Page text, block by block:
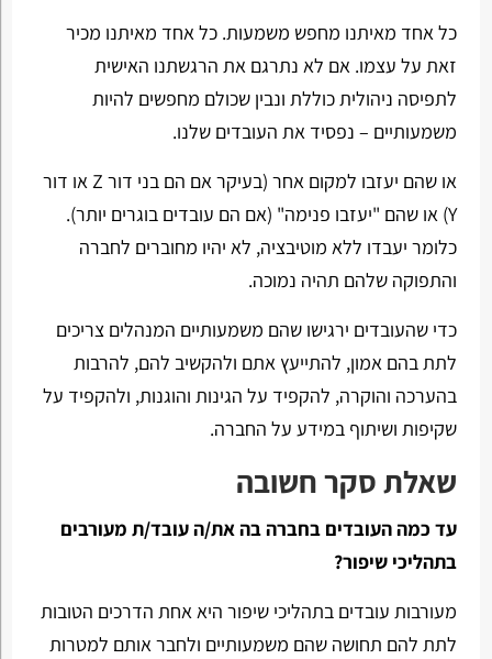
כל אחד מאיתנו מחפש משמעות. כל אחד מאיתנו מכיר
זאת על עצמו. אם לא נתרגם את הרגשתנו האישית
לתפיסה ניהולית כוללת ונבין שכולם מחפשים להיות
משמעותיים – נפסיד את העובדים שלנו.
או שהם יעזבו למקום אחר (בעיקר אם הם בני דור Z או דור
Y) או שהם "יעזבו פנימה" (אם הם עובדים בוגרים יותר).
כלומר יעבדו ללא מוטיבציה, לא יהיו מחוברים לחברה
והתפוקה שלהם תהיה נמוכה.
כדי שהעובדים ירגישו שהם משמעותיים המנהלים צריכים
לתת בהם אמון, להתייעץ אתם ולהקשיב להם, להרבות
בהערכה והוקרה, להקפיד על הגינות והוגנות, ולהקפיד על
שקיפות ושיתוף במידע על החברה.
שאלת סקר חשובה
עד כמה העובדים בחברה בה את/ה עובד/ת מעורבים
בתהליכי שיפור?
מעורבות עובדים בתהליכי שיפור היא אחת הדרכים הטובות
לתת להם תחושה שהם משמעותיים ולחבר אותם למטרות